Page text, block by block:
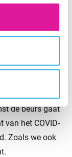
rendement
in als een
de beurs gaat
van het COVID-
Zoals we ook